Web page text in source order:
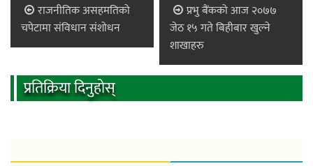
राजनीतिक असहमतिको
चपेटामा संविधान संशोधन
प्रभु बैंकको आज २०७७
जेठ १५ गते बिहीबार खुल्ने
शाखाहरु
प्रतिक्रिया दिनुहोस्